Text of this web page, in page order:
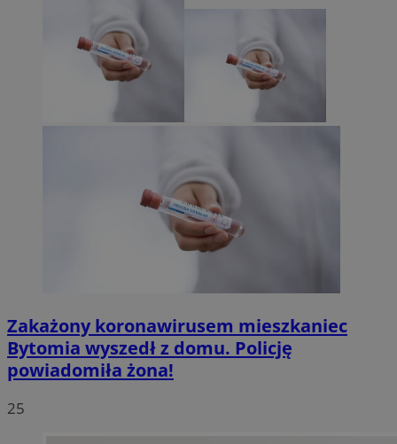
Zakażony koronawirusem mieszkaniec
Bytomia wyszedł z domu. Policję
powiadomiła żona!
25